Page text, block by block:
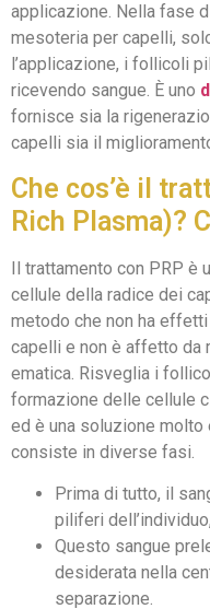
applicazione. Nella fase
mesoteria per capelli,
l’applicazione, i follicoli
ricevendo sangue. È uno
fornisce sia la
capelli sia il
Che cos’è il
Rich Plasma)?
Il trattamento con PRP è
cellule della radice dei
metodo che non ha
capelli e non è affetto
ematica. Risveglia i
formazione delle cellule
ed è una soluzione
consiste in diverse fasi.
Prima di tutto, il
piliferi
Questo sangue
desiderata nella
separazione.